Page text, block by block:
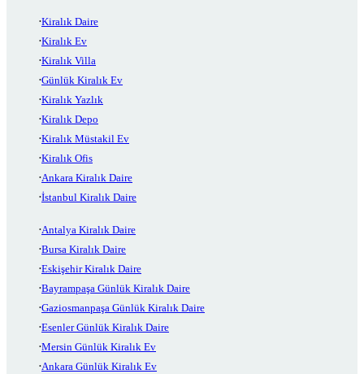
Kiralık Daire
Kiralık Ev
Kiralık Villa
Günlük Kiralık Ev
Kiralık Yazlık
Kiralık Depo
Kiralık Müstakil Ev
Kiralık Ofis
Ankara Kiralık Daire
İstanbul Kiralık Daire
Antalya Kiralık Daire
Bursa Kiralık Daire
Eskişehir Kiralık Daire
Bayrampaşa Günlük Kiralık Daire
Gaziosmanpaşa Günlük Kiralık Daire
Esenler Günlük Kiralık Daire
Mersin Günlük Kiralık Ev
Ankara Günlük Kiralık Ev